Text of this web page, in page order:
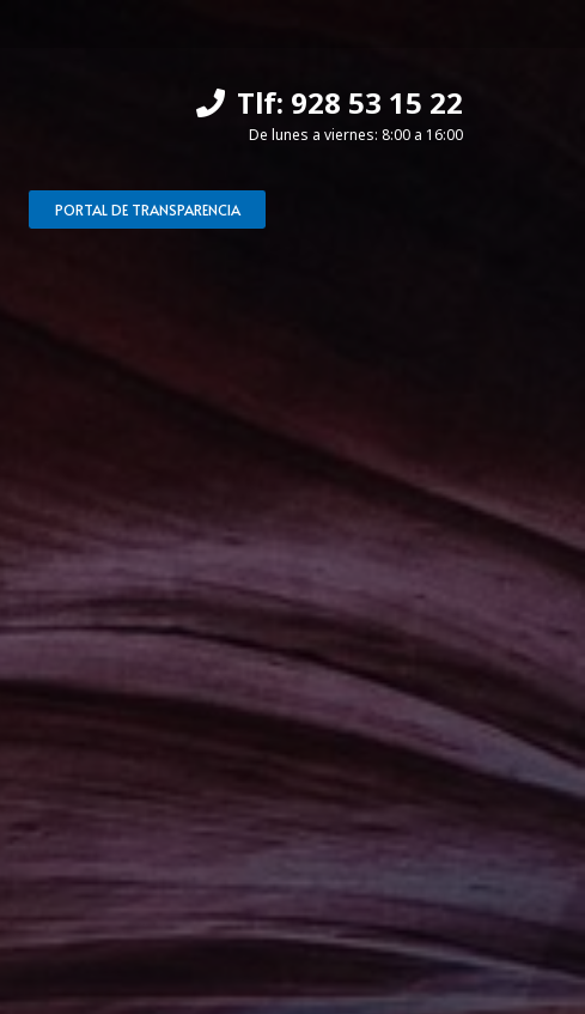
Tlf: 928 53 15 22
De lunes a viernes: 8:00 a 16:00
PORTAL DE TRANSPARENCIA